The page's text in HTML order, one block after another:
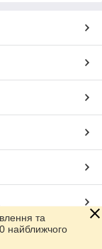
та
найближчого